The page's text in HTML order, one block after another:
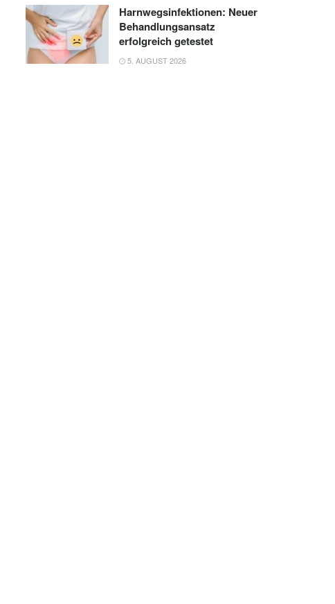
Harnwegsinfektionen: Neuer
Behandlungsansatz
erfolgreich getestet
5. AUGUST 2026